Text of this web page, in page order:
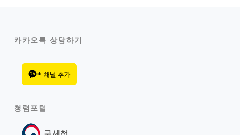
카카오톡 상담하기
청렴포털